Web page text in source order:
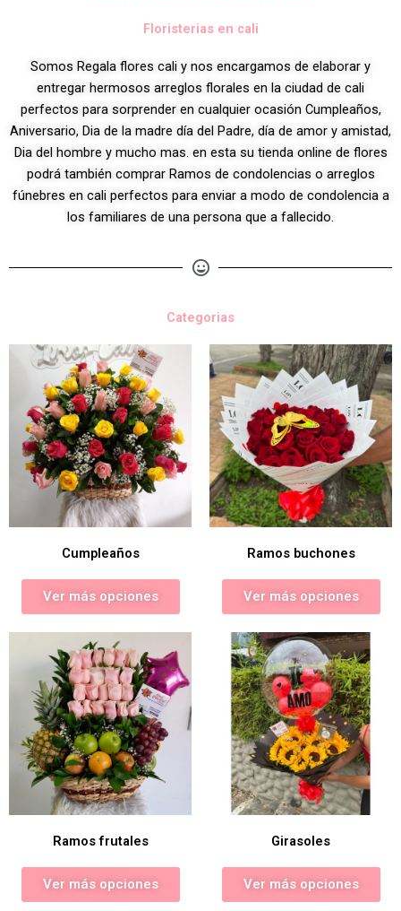
Floristerias en cali
Somos Regala flores cali y nos encargamos de elaborar y
entregar hermosos arreglos florales en la ciudad de cali
perfectos para sorprender en cualquier ocasión Cumpleaños,
Aniversario, Dia de la madre día del Padre, día de amor y amistad,
Dia del hombre y mucho mas. en esta su tienda online de flores
podrá también comprar Ramos de condolencias o arreglos
fúnebres en cali perfectos para enviar a modo de condolencia a
los familiares de una persona que a fallecido.
Categorias
Cumpleaños
Ver más opciones
Ramos buchones
Ver más opciones
Ramos frutales
Ver más opciones
Girasoles
Ver más opciones